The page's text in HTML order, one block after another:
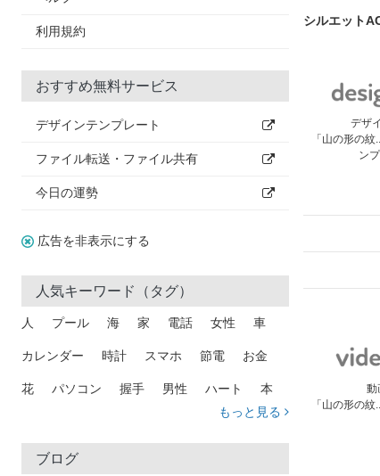
利用規約
おすすめ無料サービス
デザインテンプレート
ファイル転送・ファイル共有
今日の運勢
広告を非表示にする
人気キーワード（タグ）
人 プール 海 家 電話 女性 車
カレンダー 時計 スマホ 節電 お金
花 パソコン 握手 男性 ハート 本
トラック 木
吹き出し
もっと見る
ブログ
シルエット
デザ
「山の形の
ン
動
「山の形の